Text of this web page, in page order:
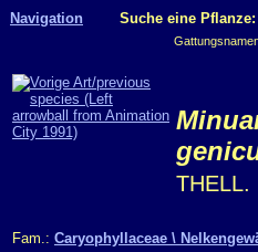
Navigation Suche eine Pflanze:
THELL.
Fam.: Caryophyllaceae \